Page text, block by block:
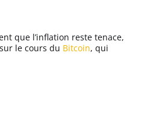
que l’inflation reste tenace,
sur le cours du Bitcoin, qui